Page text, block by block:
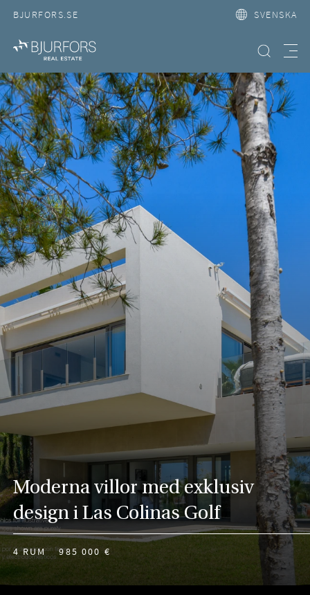
BJURFORS.SE SVENSKA
Hitta bostad
Moderna villor med exklusiv
design i Las Colinas Golf
4 RUM 985 000 €